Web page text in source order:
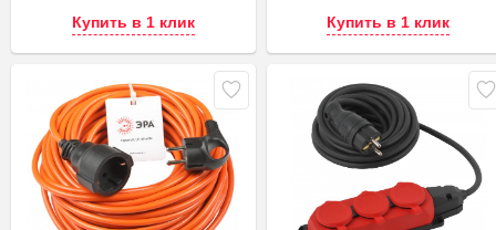
Купить в 1 клик Купить в 1 клик